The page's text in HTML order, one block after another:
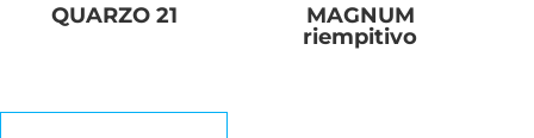
QUARZO 21
MAGNUM
riempitivo